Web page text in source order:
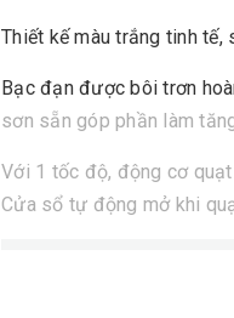
Thiết kế màu trắng tinh
Bạc đạn được bôi trơn
sơn sẵn góp phần làm
Với 1 tốc độ, động cơ
Cửa sổ tự động mở khi